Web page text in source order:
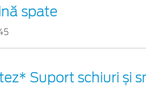
spate
Suport schiuri și